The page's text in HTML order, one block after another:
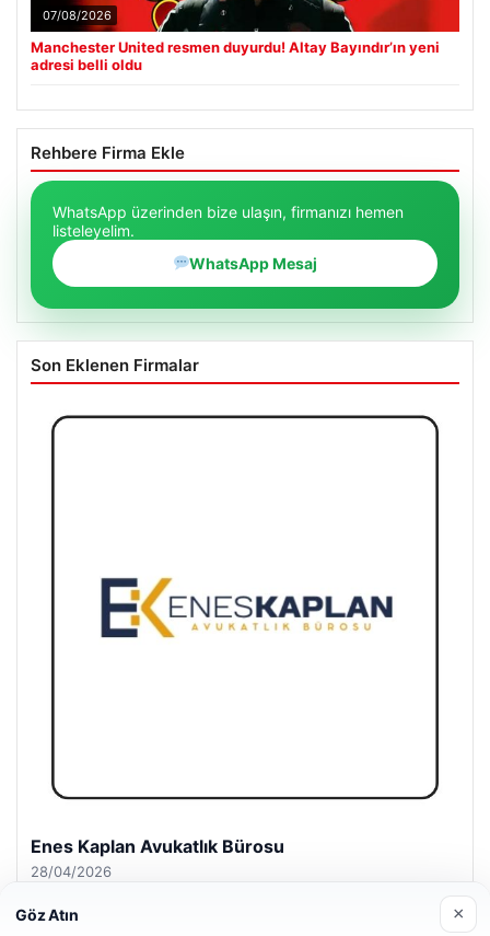
07/08/2026
Manchester United resmen duyurdu! Altay Bayındır’ın yeni
adresi belli oldu
Rehbere Firma Ekle
WhatsApp üzerinden bize ulaşın, firmanızı hemen
listeleyelim.
WhatsApp Mesaj
Son Eklenen Firmalar
Enes Kaplan Avukatlık Bürosu
28/04/2026
Göz Atın ×